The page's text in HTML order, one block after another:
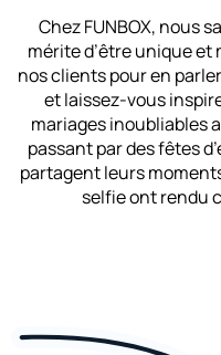
Chez FUNBOX, nous
mérite d’être unique et
nos clients pour en
et laissez-vous
mariages inoubliables
passant par des fêtes
partagent leurs
selfie ont rendu